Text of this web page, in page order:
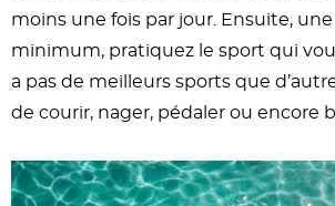
moins une fois par jour. Ensuite,
minimum, pratiquez le sport qui
a pas de meilleurs sports que
de courir, nager, pédaler ou encore